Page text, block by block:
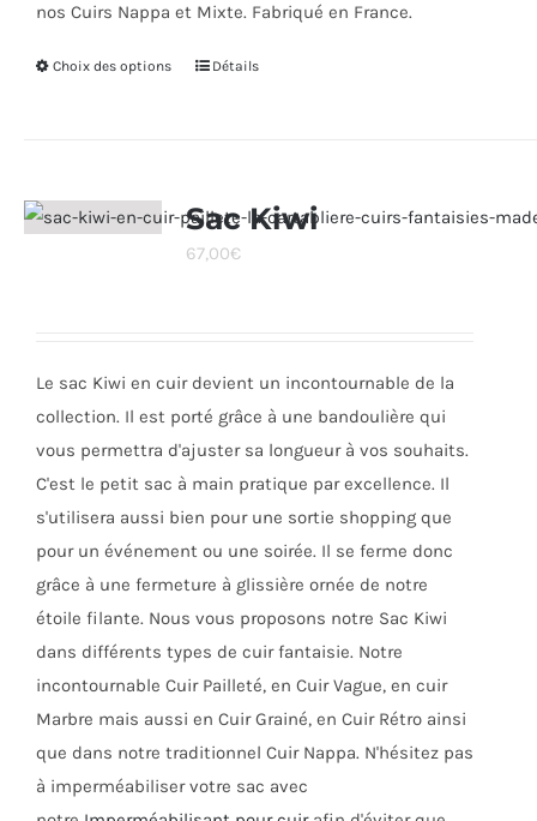
nos Cuirs Nappa et Mixte. Fabriqué en France.
Choix des options
Ce
variations.
Les
choisies
sur
page
Détails
Sac Kiwi
67,00€
Le sac Kiwi en cuir devient un incontournable de la
collection. Il est porté grâce à une bandoulière qui
vous permettra d'ajuster sa longueur à vos souhaits.
C'est le petit sac à main pratique par excellence. Il
s'utilisera aussi bien pour une sortie shopping que
pour un événement ou une soirée. Il se ferme donc
grâce à une fermeture à glissière ornée de notre
étoile filante. Nous vous proposons notre Sac Kiwi
dans différents types de cuir fantaisie. Notre
incontournable Cuir Pailleté, en Cuir Vague, en cuir
Marbre mais aussi en Cuir Grainé, en Cuir Rétro ainsi
que dans notre traditionnel Cuir Nappa. N'hésitez pas
à imperméabiliser votre sac avec